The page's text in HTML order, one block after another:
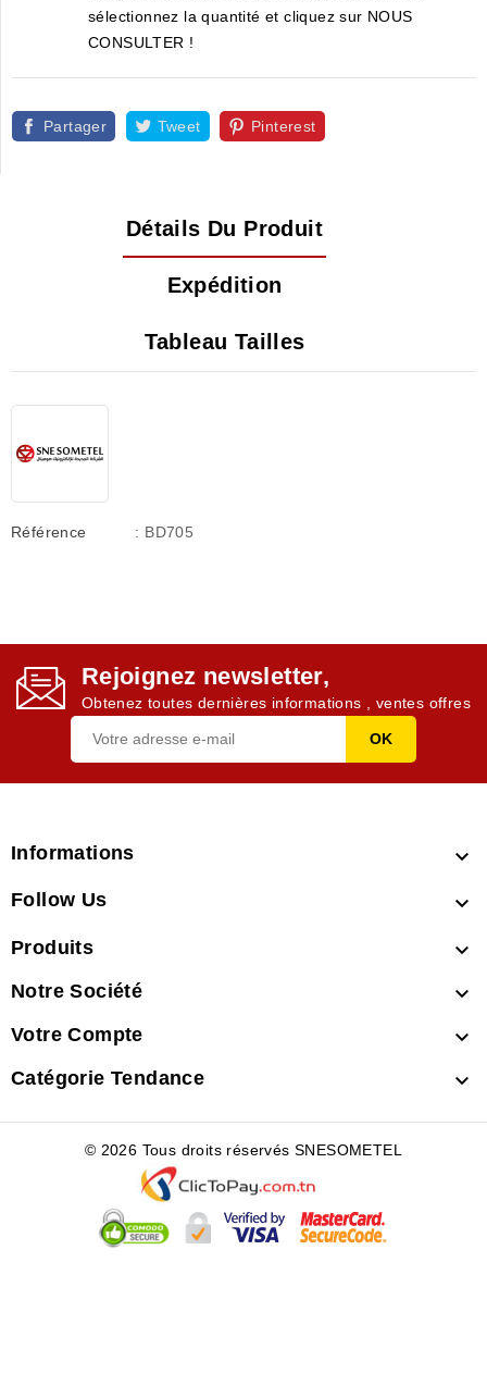
sélectionnez la quantité et cliquez sur NOUS
CONSULTER !
Partager Tweet Pinterest
Détails Du Produit
Expédition
Tableau Tailles
Référence : BD705
Rejoignez newsletter,
Obtenez toutes dernières informations , ventes offres
Informations 
Follow Us 
Produits 
Notre Société 
Votre Compte 
Catégorie Tendance 
© 2026 Tous droits réservés SNESOMETEL